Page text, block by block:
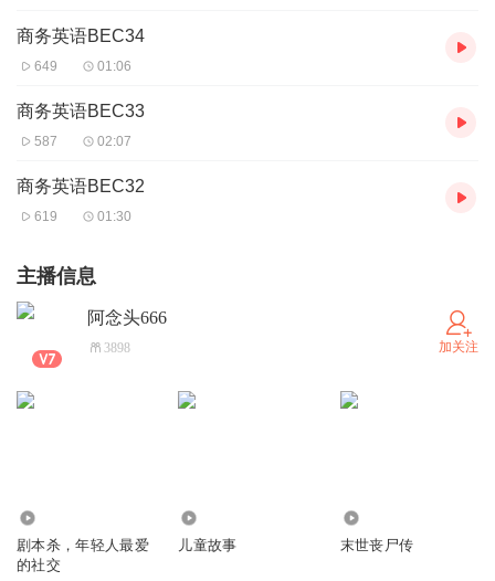
商务英语BEC34
649 01:06
商务英语BEC33
587 02:07
商务英语BEC32
619 01:30
主播信息
阿念头666
3898 加关注
剧本杀，年轻人最爱
的社交
儿童故事 末世丧尸传